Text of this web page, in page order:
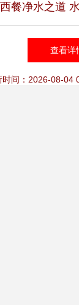
西餐净水之道
发的创新
查看详
时间：2026-08-04